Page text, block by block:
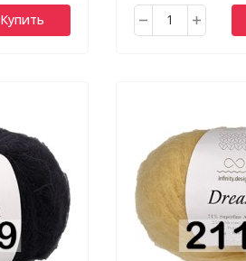
Купить